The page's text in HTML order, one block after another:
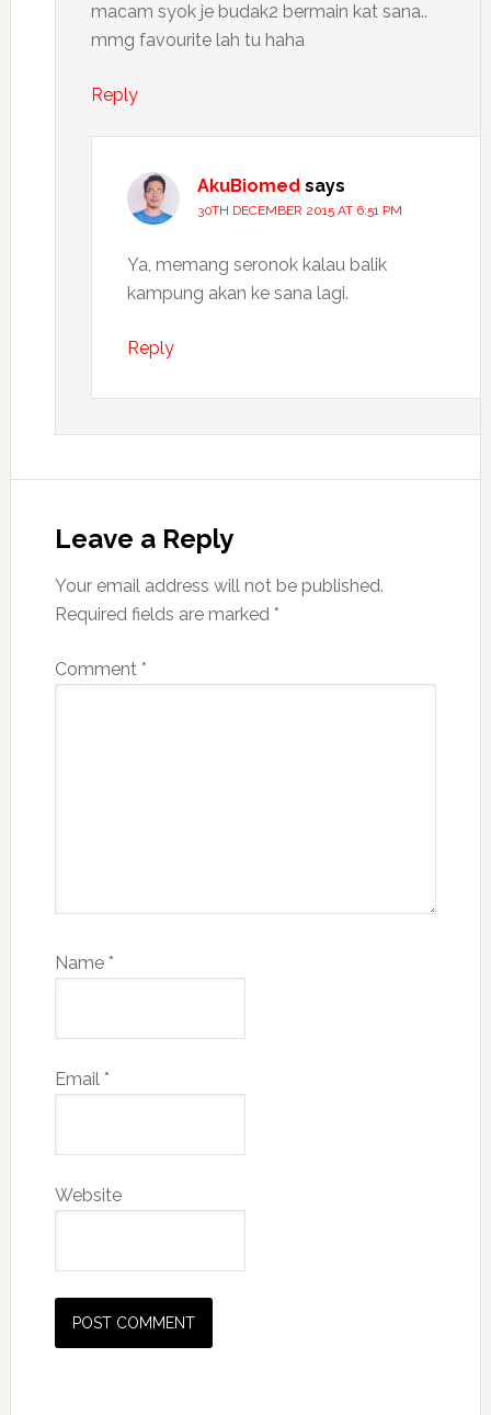
macam syok je budak2 bermain kat sana..
mmg favourite lah tu haha
Reply
AkuBiomed says
30TH DECEMBER 2015 AT 6:51 PM
Ya, memang seronok kalau balik
kampung akan ke sana lagi.
Reply
Leave a Reply
Your email address will not be published.
Required fields are marked *
Comment *
Name *
Email *
Website